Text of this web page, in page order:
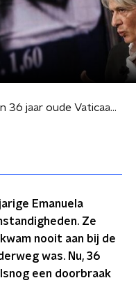
Mogelijke doorbraak in 36 jaar oude Vaticaanse verdwijningszaak
Emanuela
Ze
nooit aan bij de
was. Nu, 36
een doorbraak